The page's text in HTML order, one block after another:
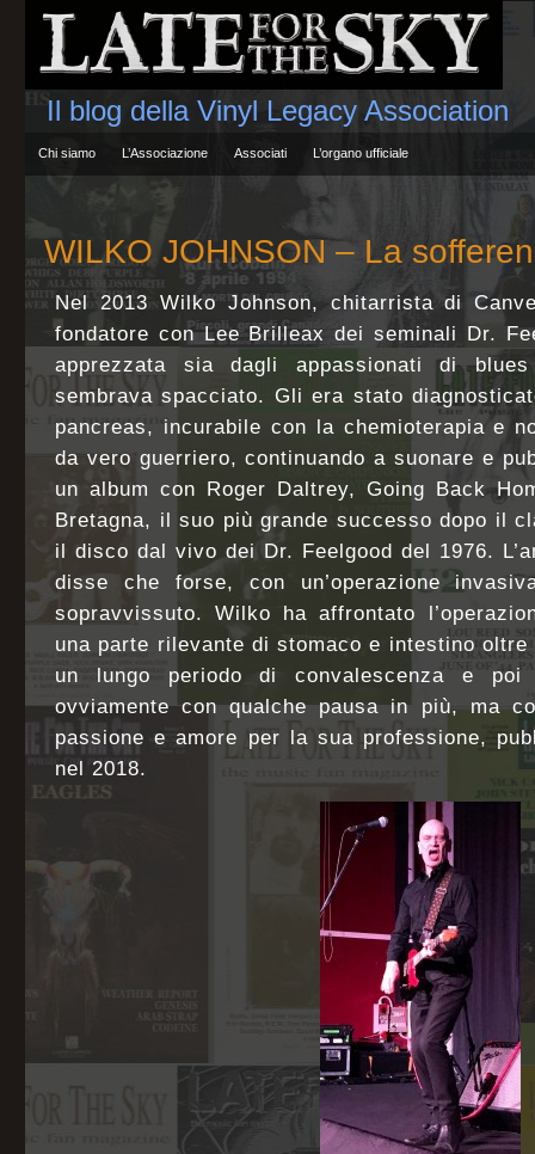
Il blog della Vinyl Legacy Association
Chi siamo L’Associazione Associati L’organo ufficiale
WILKO JOHNSON – La
Nel 2013 Wilko Johnson, chitarrista di
fondatore con Lee Brilleax dei seminali Dr.
apprezzata sia dagli appassionati di
sembrava spacciato. Gli era stato
pancreas, incurabile con la chemioterapia e
da vero guerriero, continuando a suonare e
un album con Roger Daltrey, Going Back
Bretagna, il suo più grande successo dopo il
il disco dal vivo dei Dr. Feelgood del 1976.
disse che forse, con un’operazione
sopravvissuto. Wilko ha affrontato
una parte rilevante di stomaco e intestino
un lungo periodo di convalescenza e
ovviamente con qualche pausa in più, ma
passione e amore per la sua professione,
nel 2018.